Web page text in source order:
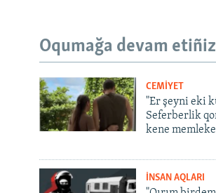
Oqumağa devam etiñiz
CEMİYET
"Er şeyni eki
Seferberlik
kene
İNSAN AQLARI